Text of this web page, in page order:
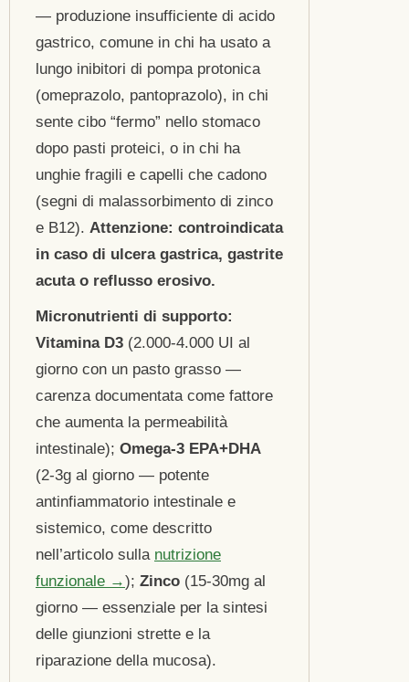
— produzione insufficiente di acido
gastrico, comune in chi ha usato a
lungo inibitori di pompa protonica
(omeprazolo, pantoprazolo), in chi
sente cibo “fermo” nello stomaco
dopo pasti proteici, o in chi ha
unghie fragili e capelli che cadono
(segni di malassorbimento di zinco
e B12). Attenzione: controindicata
in caso di ulcera gastrica, gastrite
acuta o reflusso erosivo.
Micronutrienti di supporto:
Vitamina D3 (2.000-4.000 UI al
giorno con un pasto grasso —
carenza documentata come fattore
che aumenta la permeabilità
intestinale); Omega-3 EPA+DHA
(2-3g al giorno — potente
antinfiammatorio intestinale e
sistemico, come descritto
nell’articolo sulla nutrizione
funzionale →); Zinco (15-30mg al
giorno — essenziale per la sintesi
delle giunzioni strette e la
riparazione della mucosa).